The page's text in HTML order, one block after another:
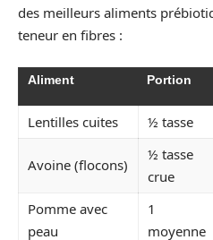
des meilleurs aliments
teneur en fibres :
Aliment Portion
Lentilles cuites ½ tasse
Avoine (flocons)
½ tasse
crue
Pomme avec
peau
1
moyenne